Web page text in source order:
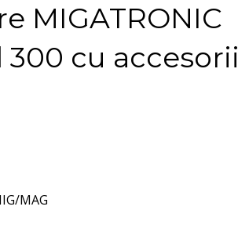
MIGATRONIC
300 cu accesorii
MAG